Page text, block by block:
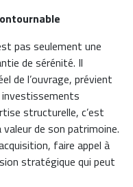
pas seulement une
de sérénité. Il
de l’ouvrage, prévient
structurelle, c’est
de son patrimoine.
faire appel à
stratégique qui peut